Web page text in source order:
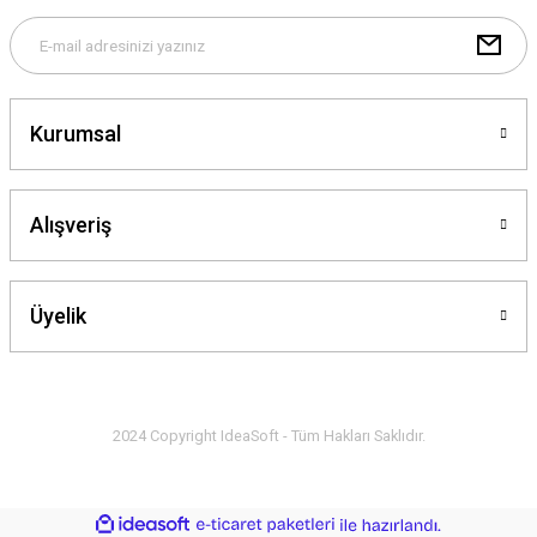
Ürün fiyatı diğer sitelerden daha pahalı.
Bu ürüne benzer farklı alternatifler olmalı.
Kurumsal
Alışveriş
Üyelik
2024 Copyright IdeaSoft - Tüm Hakları Saklıdır.
ideasoft
e-